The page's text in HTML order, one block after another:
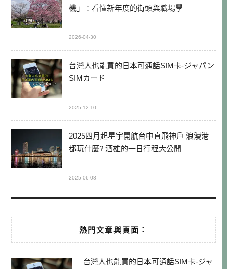
機」：看懂新年度的街頭與職場學
2026-04-30
台灣人也能買的日本可通話SIM卡-ジャパン
SIMカード
2025-12-10
2025四月起星宇開航台中直飛神戶 浪漫港
都玩什麼? 酒雄的一日行程大公開
2025-06-08
熱門文章與頁面︰
台灣人也能買的日本可通話SIM卡-ジャ